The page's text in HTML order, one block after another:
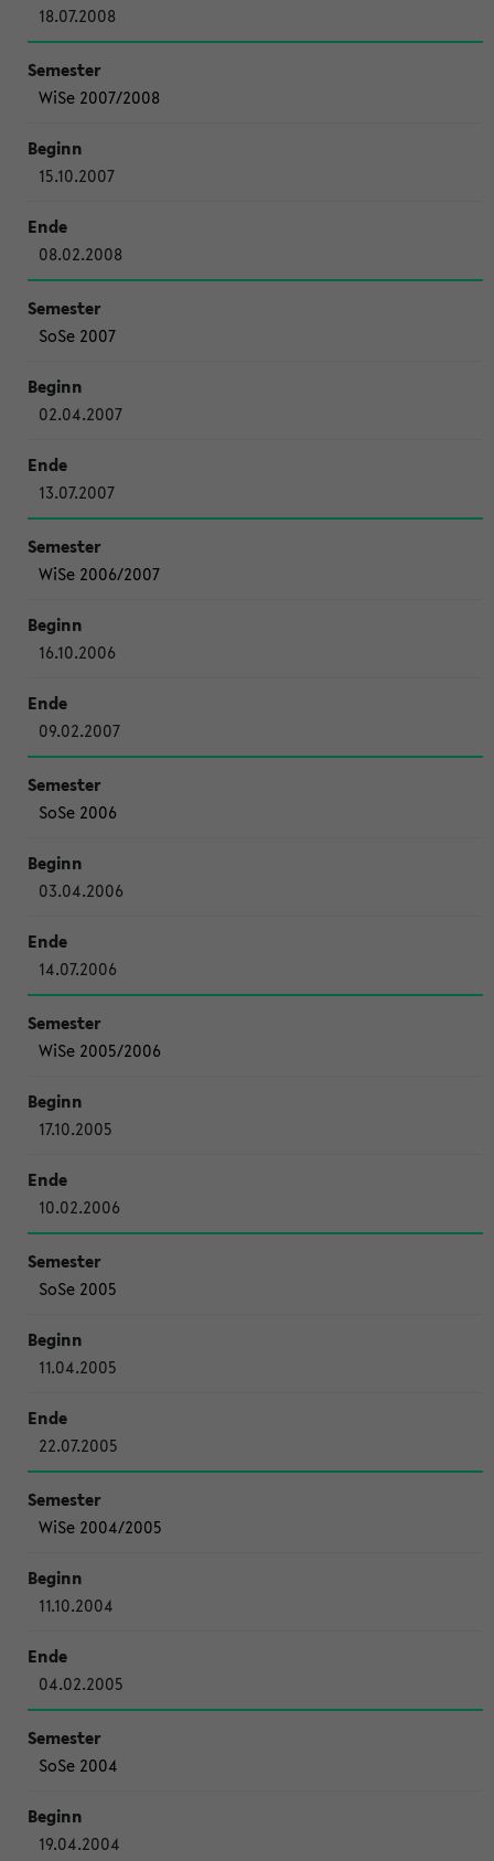
18.07.2008
WiSe 2007/2008
15.10.2007
08.02.2008
SoSe 2007
02.04.2007
13.07.2007
WiSe 2006/2007
16.10.2006
09.02.2007
SoSe 2006
03.04.2006
14.07.2006
WiSe 2005/2006
17.10.2005
10.02.2006
SoSe 2005
11.04.2005
22.07.2005
WiSe 2004/2005
11.10.2004
04.02.2005
SoSe 2004
19.04.2004